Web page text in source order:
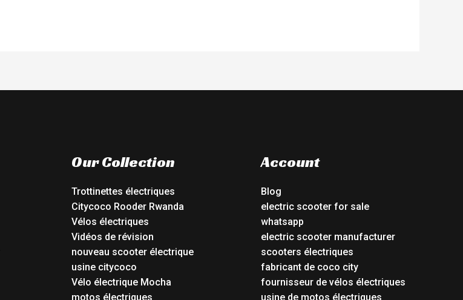
Our Collection
Trottinettes électriques
Citycoco Rooder Rwanda
Vélos électriques
Vidéos de révision
nouveau scooter électrique
usine citycoco
Vélo électrique Mocha
motos électriques
Account
Blog
electric scooter for sale
whatsapp
electric scooter manufacturer
scooters électriques
fabricant de coco city
fournisseur de vélos électriques
usine de motos électriques